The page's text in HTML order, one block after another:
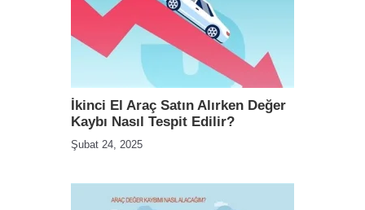
İkinci El Araç Satın Alırken Değer
Kaybı Nasıl Tespit Edilir?
Şubat 24, 2025